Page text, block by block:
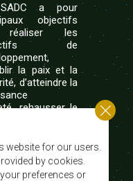
a pour
objectifs
les
de
la paix et la
d’atteindre la
rehausser le
de l’Afrique
sociaux par le
de principes
développement
website for our users.
by cookies.
preferences or